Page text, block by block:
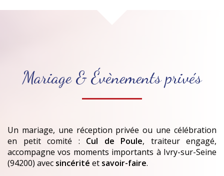
Mariage & Évènements privés
Un mariage, une réception privée ou une célébration
en petit comité : Cul de Poule, traiteur engagé,
accompagne vos moments importants à Ivry-sur-Seine
(94200) avec sincérité et savoir-faire.